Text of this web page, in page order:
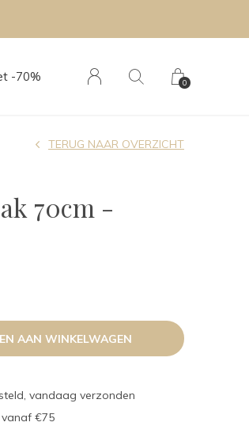
-70% 0
70cm -
TERUG NAAR OVERZICHT
AAN WINKELWAGEN
vandaag verzonden
€75